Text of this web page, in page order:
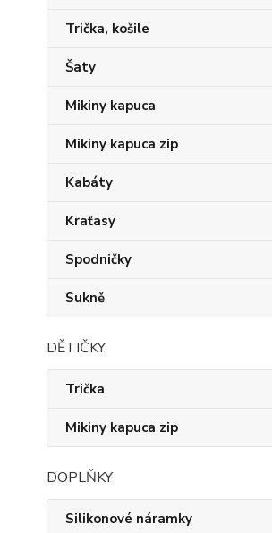
Trička, košile
Šaty
Mikiny kapuca
Mikiny kapuca zip
Kabáty
Kraťasy
Spodničky
Sukně
DĚTIČKY
Trička
Mikiny kapuca zip
DOPLŇKY
Silikonové náramky